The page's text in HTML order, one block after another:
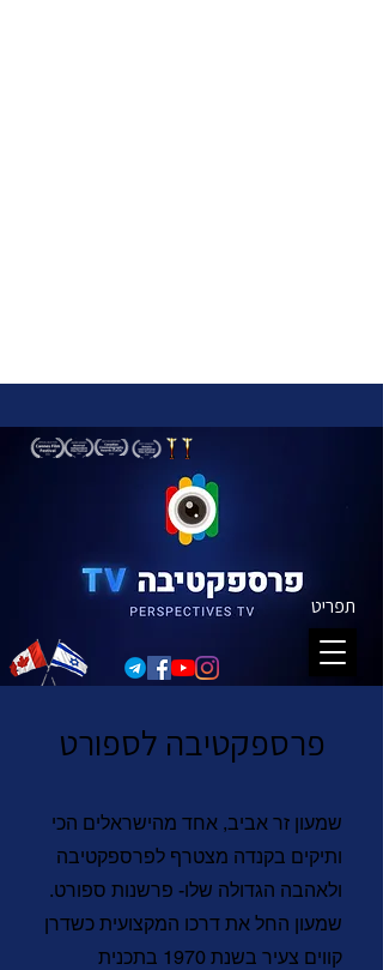
תפריט
פרספקטיבה לספורט
שמעון זר אביב, אחד מהישראלים הכי
ותיקים בקנדה מצטרף לפרספקטיבה
ולאהבה הגדולה שלו- פרשנות ספורט.
שמעון החל את דרכו המקצועית כשדרן
קווים צעיר בשנת 1970 בתכנית